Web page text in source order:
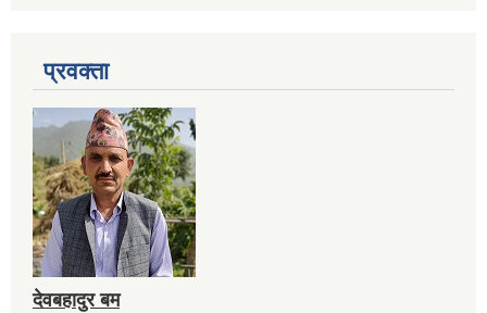
प्रवक्ता
देवबहादुर बम